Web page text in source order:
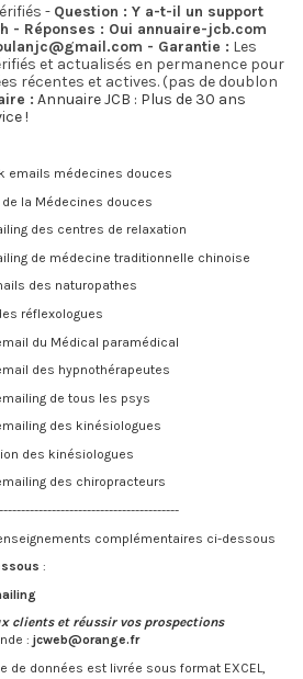
- Question : Y a-t-il un support
- Réponses : Oui annuaire-jcb.com
- Garantie : Les
et actualisés en permanence pour
récentes et actives. (pas de doublon
: Annuaire JCB : Plus de 30 ans
!
emails médecines douces
la Médecines douces
des centres de relaxation
de médecine traditionnelle chinoise
des naturopathes
réflexologues
du Médical paramédical
des hypnothérapeutes
de tous les psys
des kinésiologues
des kinésiologues
des chiropracteurs
complémentaires ci-dessous
:
clients et réussir vos prospections
: jcweb@orange.fr
de données est livrée sous format EXCEL,